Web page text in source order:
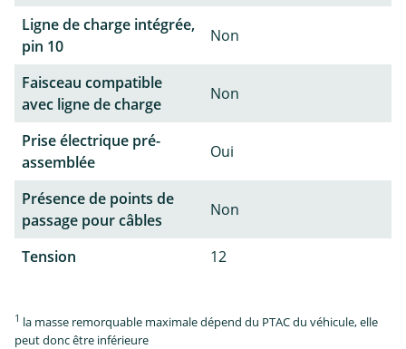
Ligne de charge intégrée,
pin 10
Non
Faisceau compatible
avec ligne de charge
Non
Prise électrique pré-
assemblée
Oui
Présence de points de
passage pour câbles
Non
Tension 12
1 la masse remorquable maximale dépend du PTAC du véhicule, elle
peut donc être inférieure